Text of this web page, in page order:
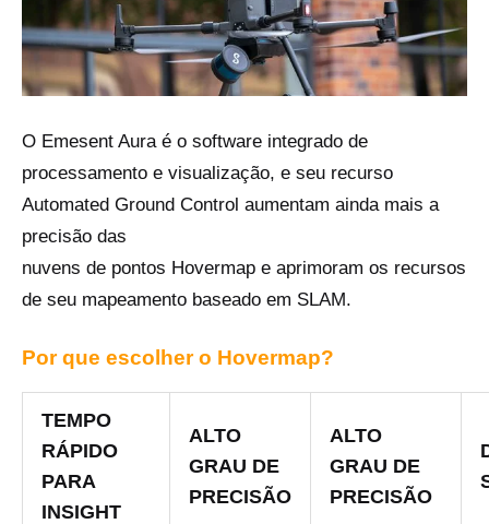
O Emesent Aura é o software integrado de
processamento e visualização, e seu recurso
Automated Ground Control aumentam ainda mais a
precisão das
nuvens de pontos Hovermap e aprimoram os recursos
de seu mapeamento baseado em SLAM.
Por que escolher o Hovermap?
TEMPO
RÁPIDO
PARA
INSIGHT
ALTO
GRAU DE
PRECISÃO
ALTO
GRAU DE
PRECISÃO